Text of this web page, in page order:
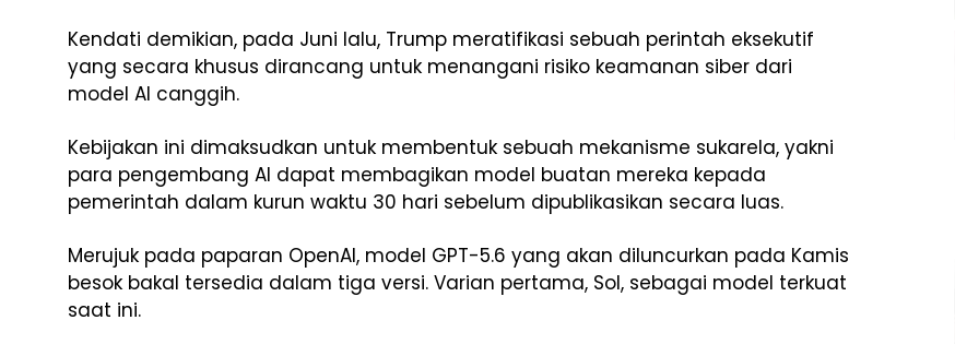
Kendati demikian, pada Juni lalu, Trump meratifikasi sebuah perintah eksekutif
yang secara khusus dirancang untuk menangani risiko keamanan siber dari
model AI canggih.
Kebijakan ini dimaksudkan untuk membentuk sebuah mekanisme sukarela, yakni
para pengembang AI dapat membagikan model buatan mereka kepada
pemerintah dalam kurun waktu 30 hari sebelum dipublikasikan secara luas.
Merujuk pada paparan OpenAI, model GPT-5.6 yang akan diluncurkan pada Kamis
besok bakal tersedia dalam tiga versi. Varian pertama, Sol, sebagai model terkuat
saat ini.